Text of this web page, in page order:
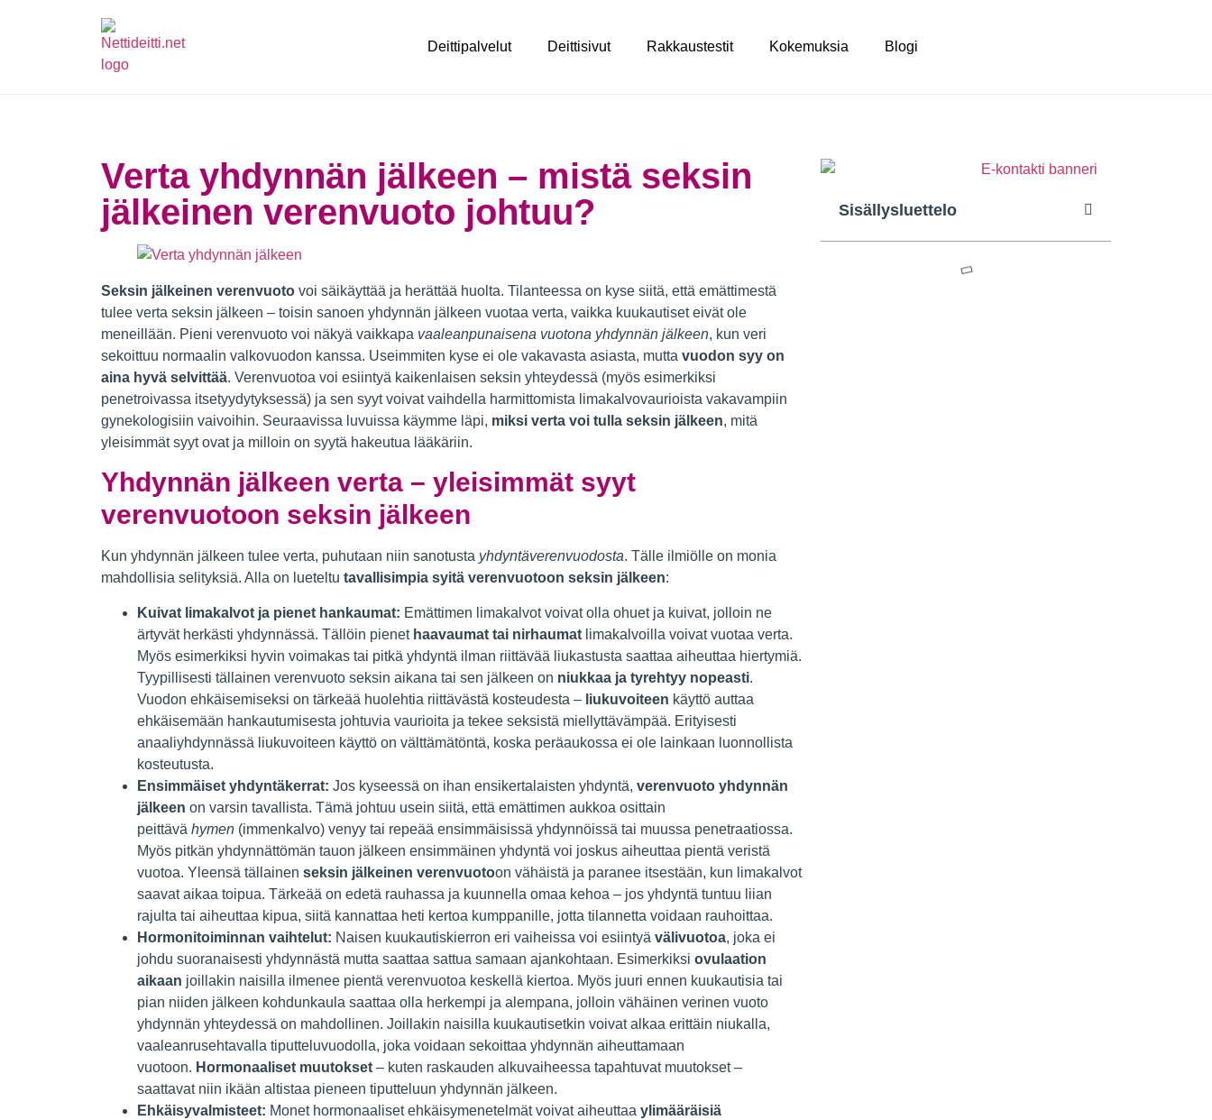
Deittipalvelut Deittisivut Rakkaustestit Kokemuksia Blogi
Verta yhdynnän jälkeen – mistä seksin
jälkeinen verenvuoto johtuu?
Seksin jälkeinen verenvuoto voi säikäyttää ja herättää huolta. Tilanteessa on kyse siitä, että emättimestä
tulee verta seksin jälkeen – toisin sanoen yhdynnän jälkeen vuotaa verta, vaikka kuukautiset eivät ole
meneillään. Pieni verenvuoto voi näkyä vaikkapa vaaleanpunaisena vuotona yhdynnän jälkeen, kun veri
sekoittuu normaalin valkovuodon kanssa. Useimmiten kyse ei ole vakavasta asiasta, mutta vuodon syy on
aina hyvä selvittää. Verenvuotoa voi esiintyä kaikenlaisen seksin yhteydessä (myös esimerkiksi
penetroivassa itsetyydytyksessä) ja sen syyt voivat vaihdella harmittomista limakalvovaurioista vakavampiin
gynekologisiin vaivoihin. Seuraavissa luvuissa käymme läpi, miksi verta voi tulla seksin jälkeen, mitä
yleisimmät syyt ovat ja milloin on syytä hakeutua lääkäriin.
Yhdynnän jälkeen verta – yleisimmät syyt
verenvuotoon seksin jälkeen
Kun yhdynnän jälkeen tulee verta, puhutaan niin sanotusta yhdyntäverenvuodosta. Tälle ilmiölle on monia
mahdollisia selityksiä. Alla on lueteltu tavallisimpia syitä verenvuotoon seksin jälkeen:
Kuivat limakalvot ja pienet hankaumat: Emättimen limakalvot voivat olla ohuet ja kuivat, jolloin ne
ärtyvät herkästi yhdynnässä. Tällöin pienet haavaumat tai nirhaumat limakalvoilla voivat vuotaa verta.
Myös esimerkiksi hyvin voimakas tai pitkä yhdyntä ilman riittävää liukastusta saattaa aiheuttaa hiertymiä.
Tyypillisesti tällainen verenvuoto seksin aikana tai sen jälkeen on niukkaa ja tyrehtyy nopeasti.
Vuodon ehkäisemiseksi on tärkeää huolehtia riittävästä kosteudesta – liukuvoiteen käyttö auttaa
ehkäisemään hankautumisesta johtuvia vaurioita ja tekee seksistä miellyttävämpää. Erityisesti
anaaliyhdynnässä liukuvoiteen käyttö on välttämätöntä, koska peräaukossa ei ole lainkaan luonnollista
kosteutusta.
Ensimmäiset yhdyntäkerrat: Jos kyseessä on ihan ensikertalaisten yhdyntä, verenvuoto yhdynnän
jälkeen on varsin tavallista. Tämä johtuu usein siitä, että emättimen aukkoa osittain
peittävä hymen (immenkalvo) venyy tai repeää ensimmäisissä yhdynnöissä tai muussa penetraatiossa.
Myös pitkän yhdynnättömän tauon jälkeen ensimmäinen yhdyntä voi joskus aiheuttaa pientä veristä
vuotoa. Yleensä tällainen seksin jälkeinen verenvuotoon vähäistä ja paranee itsestään, kun limakalvot
saavat aikaa toipua. Tärkeää on edetä rauhassa ja kuunnella omaa kehoa – jos yhdyntä tuntuu liian
rajulta tai aiheuttaa kipua, siitä kannattaa heti kertoa kumppanille, jotta tilannetta voidaan rauhoittaa.
Hormonitoiminnan vaihtelut: Naisen kuukautiskierron eri vaiheissa voi esiintyä välivuotoa, joka ei
johdu suoranaisesti yhdynnästä mutta saattaa sattua samaan ajankohtaan. Esimerkiksi ovulaation
aikaan joillakin naisilla ilmenee pientä verenvuotoa keskellä kiertoa. Myös juuri ennen kuukautisia tai
pian niiden jälkeen kohdunkaula saattaa olla herkempi ja alempana, jolloin vähäinen verinen vuoto
yhdynnän yhteydessä on mahdollinen. Joillakin naisilla kuukautisetkin voivat alkaa erittäin niukalla,
vaaleanrusehtavalla tiputteluvuodolla, joka voidaan sekoittaa yhdynnän aiheuttamaan
vuotoon. Hormonaaliset muutokset – kuten raskauden alkuvaiheessa tapahtuvat muutokset –
saattavat niin ikään altistaa pieneen tiputteluun yhdynnän jälkeen.
Ehkäisyvalmisteet: Monet hormonaaliset ehkäisymenetelmät voivat aiheuttaa ylimääräisiä
Sisällysluettelo